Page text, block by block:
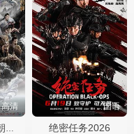
高清
封神第一部：朝歌风云
国语
绝密任务2026